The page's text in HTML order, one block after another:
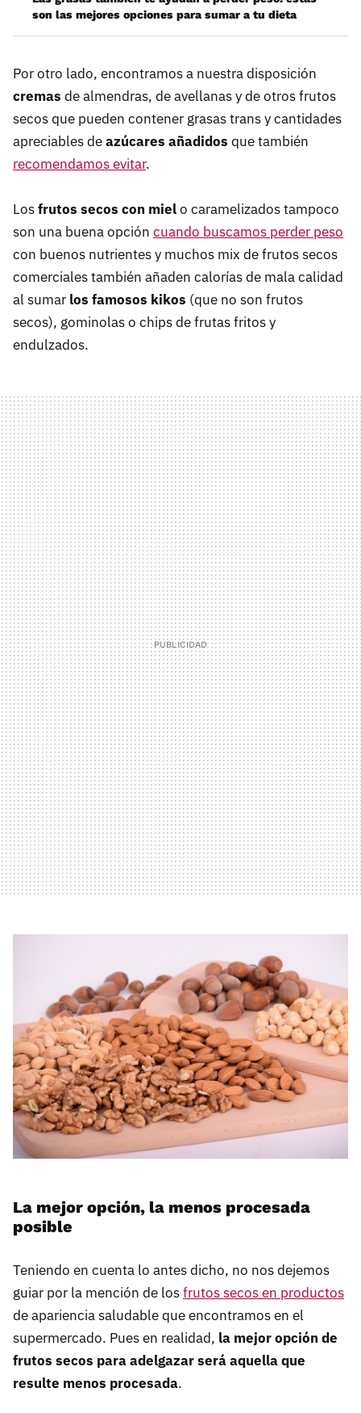
son las mejores opciones para sumar a tu dieta
Por otro lado, encontramos a nuestra disposición
cremas de almendras, de avellanas y de otros frutos
secos que pueden contener grasas trans y cantidades
apreciables deazúcares añadidos que también
recomendamos evitar.
Losfrutos secos con mielo caramelizados tampoco
son una buena opción cuando buscamos perder peso
con buenos nutrientes y muchos mix de frutos secos
comerciales también añaden calorías de mala calidad
al sumar los famosos kikos (que no son frutos
secos), gominolas o chips de frutas fritos y
endulzados.
La mejor opción, la menos procesada
posible
Teniendo en cuenta lo antes dicho, no nos dejemos
guiar por la mención de losfrutos secos en productos
de apariencia saludable que encontramos en el
supermercado. Pues en realidad, la mejor opción de
frutos secos para adelgazar será aquella que
resulte menos procesada.